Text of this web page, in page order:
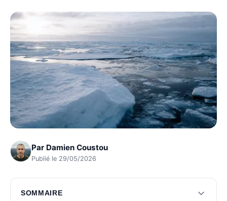
Par Damien Coustou
Publié le 29/05/2026
SOMMAIRE